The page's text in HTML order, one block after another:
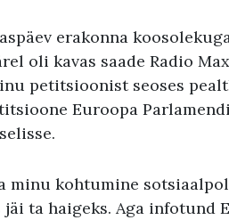
erakonna
oli kavas saade Radio
petitsioonist seoses
Euroopa
minu kohtumine
jäi ta haigeks. Aga infotund